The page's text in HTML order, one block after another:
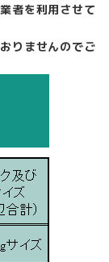
者を利用させて
りませんのでご